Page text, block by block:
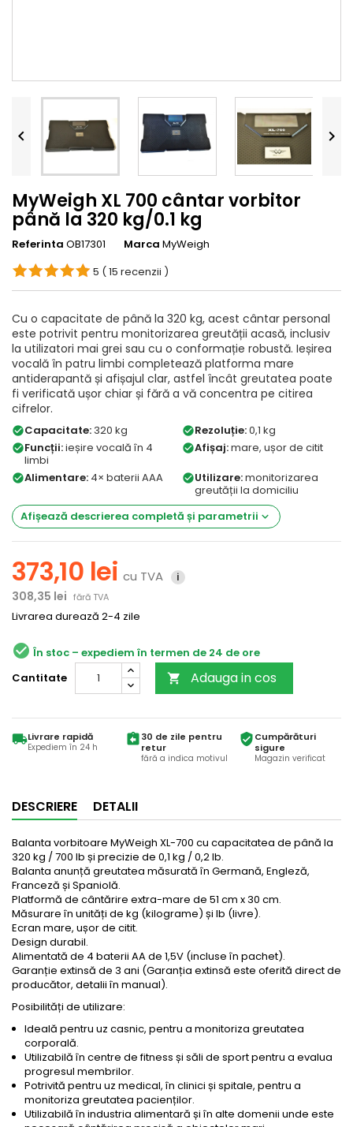
 
MyWeigh XL 700 cântar vorbitor
până la 320 kg/0.1 kg
Referinta OB17301 Marca MyWeigh
5 ( 15 recenzii )
Cu o capacitate de până la 320 kg, acest cântar personal
este potrivit pentru monitorizarea greutății acasă, inclusiv
la utilizatori mai grei sau cu o conformație robustă. Ieșirea
vocală în patru limbi completează platforma mare
antiderapantă și afișajul clar, astfel încât greutatea poate
fi verificată ușor chiar și fără a vă concentra pe citirea
cifrelor.
check_circleCapacitate: 320 kg check_circleRezoluție:0,1 kg
check_circleFuncții:ieșire vocală în 4
limbi
check_circleAfișaj:mare, ușor de citit
check_circleAlimentare: 4× baterii AAA check_circleUtilizare:monitorizarea
greutății la domiciliu
Afișează descrierea completă și parametrii keyboard_arrow_down
373,10 lei cu TVA i
308,35 lei fără TVA
Livrarea durează 2-4 zile
check_circle În stoc
Cantitate
 Adauga in cos
local_shippingLivrare rapidă
Expediem în 24 h
assignment_return30 de zile pentru
retur
fără a indica motivul
verified_userCumpărături
sigure
Magazin verificat
DESCRIERE DETALII
Balanta vorbitoare MyWeigh XL-700 cu capacitatea de până la
320 kg / 700 lb și precizie de 0,1 kg / 0,2 lb.
Balanta anunță greutatea măsurată în Germană, Engleză,
Franceză și Spaniolă.
Platformă de cântărire extra-mare de 51 cm x 30 cm.
Măsurare în unități de kg (kilograme) și lb (livre).
Ecran mare, ușor de citit.
Design durabil.
Alimentată de 4 baterii AA de 1,5V (incluse în pachet).
Garanție extinsă de 3 ani (Garanția extinsă este oferită direct de
producător, detalii în manual).
Posibilități de utilizare:
Ideală pentru uz casnic, pentru a monitoriza greutatea
corporală.
Utilizabilă în centre de fitness și săli de sport pentru a evalua
progresul membrilor.
Potrivită pentru uz medical, în clinici și spitale, pentru a
monitoriza greutatea pacienților.
Utilizabilă în industria alimentară și în alte domenii unde este